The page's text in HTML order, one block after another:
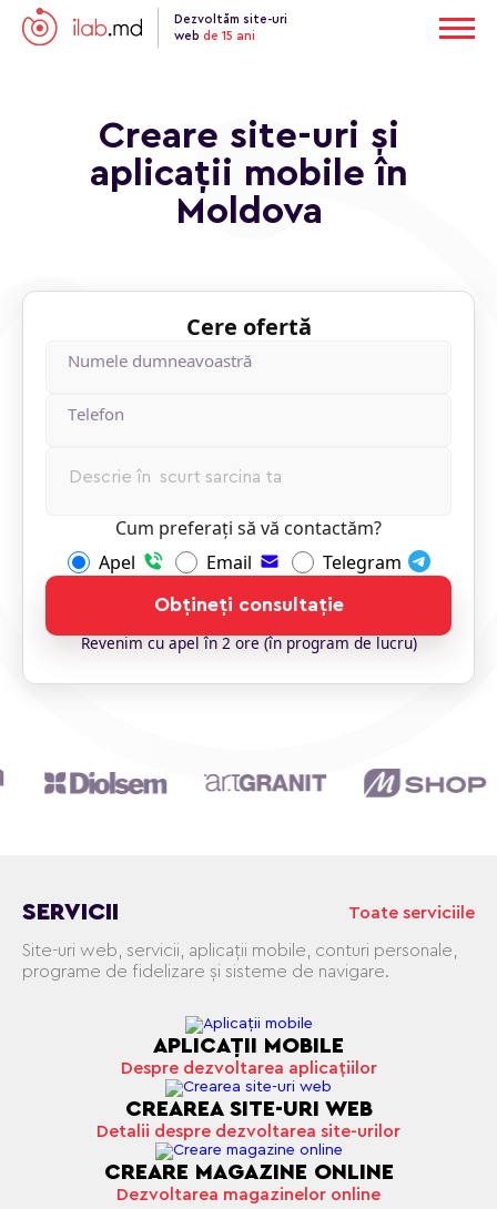
Dezvoltăm site-uri
web de 15 ani
Creare site-uri și
aplicații mobile în
Moldova
Cere ofertă
Numele dumneavoastră
Tеlеfon
Cum preferați să vă contactăm?
Apel
Email Telegram
Obțineți consultație
Revenim cu apel în 2 ore (în program de lucru)
SERVICII
Site-uri web, servicii, aplicații mobile, conturi personale,
programe de fidelizare și sisteme de navigare.
Toate serviciile
APLICAŢII MOBILE
Despre dezvoltarea aplicațiilor
CREAREA SITE-URI WEB
Detalii despre dezvoltarea site-urilor
CREARE MAGAZINE ONLINE
Dezvoltarea magazinelor online